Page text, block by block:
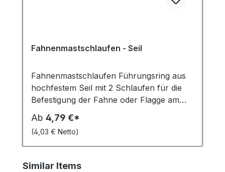
Fahnenmastschlaufen - Seil
Fahnenmastschlaufen Führungsring aus
hochfestem Seil mit 2 Schlaufen für die
Befestigung der Fahne oder Flagge am
Mast. 42 cm lang, Seildurchmesser 4 mm.
Für Masten bis 100 mm Durchmesser.
Wahlweise: Fahnenmastschlaufe per
Stück, 4er Set, 5er Set, mit
Fahnengewicht 400 g.
Ab 4,79 €*
(4,03 € Netto)
Produktgalerie überspringen
Similar Items